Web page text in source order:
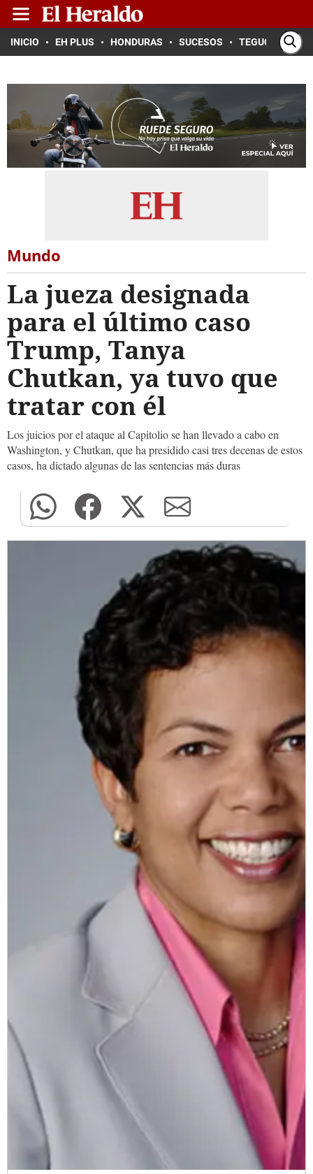
INICIO EH PLUS HONDURAS SUCESOS TEGUCIGALPA
Mundo
La jueza designada
para el último caso
Trump, Tanya
Chutkan, ya tuvo que
tratar con él
Los juicios por el ataque al Capitolio se han llevado a cabo en
Washington, y Chutkan, que ha presidido casi tres decenas de estos
casos, ha dictado algunas de las sentencias más duras